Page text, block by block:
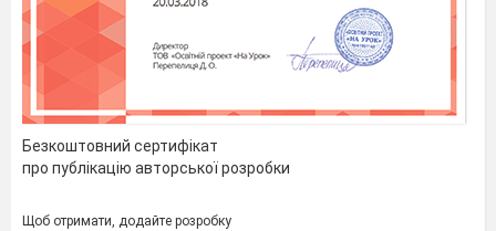
Безкоштовний сертифікат
про публікацію авторської розробки
Щоб отримати, додайте розробку